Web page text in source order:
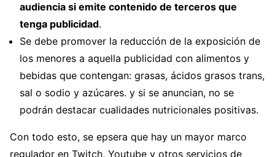
audiencia si emite contenido de terceros que
tenga publicidad.
Se debe promover la reducción de la exposición de
los menores a aquella publicidad con alimentos y
bebidas que contengan: grasas, ácidos grasos trans,
sal o sodio y azúcares. y si se anuncian, no se
podrán destacar cualidades nutricionales positivas.
Con todo esto, se epsera que hay un mayor marco
regulador en Twitch, Youtube y otros servicios de